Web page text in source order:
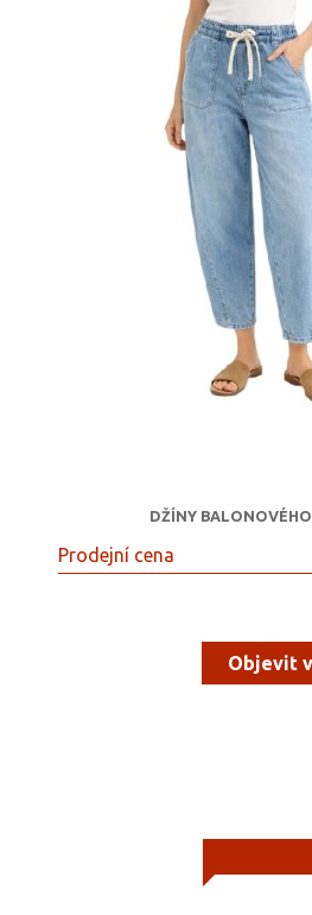
DŽÍNY
Prodejní cena
Objevit